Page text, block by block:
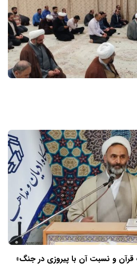
قرآن و نسبت آن با پیروزی در جنگ»